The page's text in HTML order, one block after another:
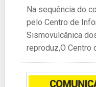
Na sequência do
pelo Centro de
Sismovulcânica
reproduz,O Centro